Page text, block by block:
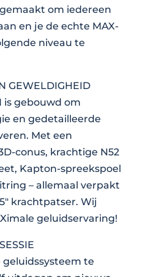
om iedereen
en je de echte MAX-
niveau te
GEWELDIGHEID
is gebouwd om
en gedetailleerde
Met een
conus, krachtige N52
Kapton-spreekspoel
– allemaal verpakt
krachtpatser. Wij
geluidservaring!
te